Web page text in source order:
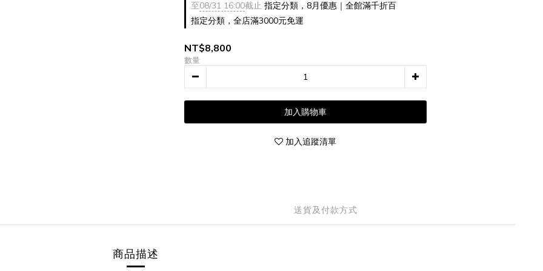
至08/31 16:00截止 指定分類，8月優惠｜全館滿千折百
指定分類，全店滿3000元免運
NT$8,800
數量
加入購物車
加入追蹤清單
送貨及付款方式
商品描述